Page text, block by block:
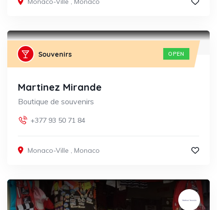
Souvenirs OPEN
Martinez Mirande
Boutique de souvenirs
+377 93 50 71 84
Monaco-Ville , Monaco